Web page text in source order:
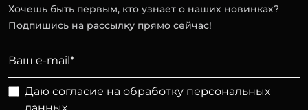
Хочешь быть первым, кто узнает о наших новинках?
Подпишись на рассылку прямо сейчас!
Даю согласие на обработку персональных